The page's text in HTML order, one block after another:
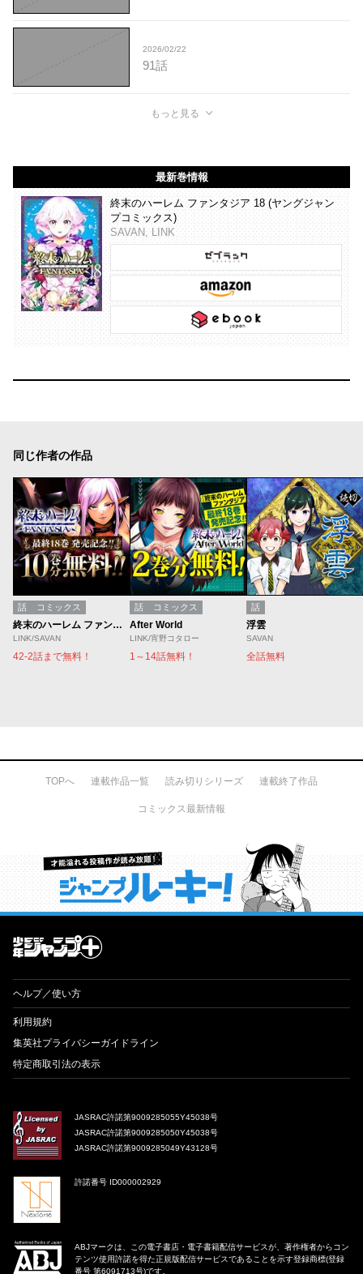
2026/02/22
91話
もっと見る
最新巻情報
終末のハーレム ファンタジア 18 (ヤングジャン
プコミックス)
SAVAN, LINK
同じ作者の作品
話 コミックス
終末のハーレム ファンタジア
LINK/SAVAN
42-2話まで無料！
話 コミックス
After World
LINK/宵野コタロー
1～14話無料！
話
浮雲
SAVAN
全話無料
TOPへ 連載作品一覧 読み切りシリーズ 連載終了作品
コミックス最新情報
才能溢れる投稿作が読み放題！ ジャンプルーキー！
ヘルプ／使い方
利用規約
集英社プライバシーガイドライン
特定商取引法の表示
JASRAC許諾第9009285055Y45038号
JASRAC許諾第9009285050Y45038号
JASRAC許諾第9009285049Y43128号
許諾番号 ID000002929
ABJマークは、この電子書店・電子書籍配信サービスが、著作権者からコン
テンツ使用許諾を得た正規版配信サービスであることを示す登録商標(登録
番号 第6091713号)です。